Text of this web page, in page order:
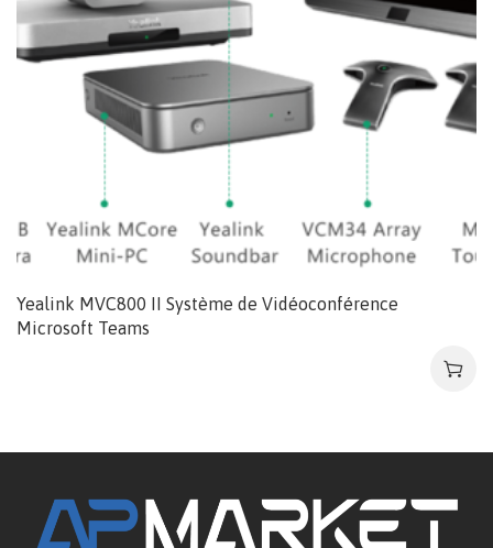
Yealink MVC800 II Système de Vidéoconférence
Microsoft Teams